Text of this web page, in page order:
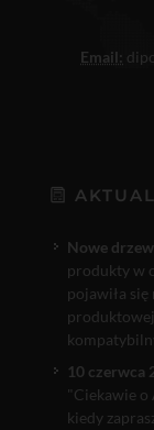
Email:
Nowe
produkty w
pojawiła
10 czerwca
"Ciekawie o
kiedy